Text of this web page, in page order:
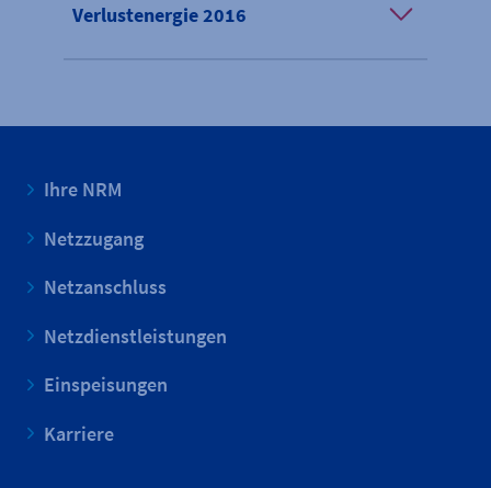
Verlustenergie 2016
Ihre NRM
Netzzugang
Netzanschluss
Netzdienstleistungen
Einspeisungen
Karriere